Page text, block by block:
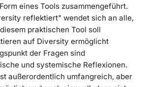
eines Tools zusammengeführt.
reflektiert" wendet sich an alle,
praktischen Tool soll
auf Diversity ermöglicht
der Fragen sind
und systemische Reflexionen.
außerordentlich umfangreich, aber